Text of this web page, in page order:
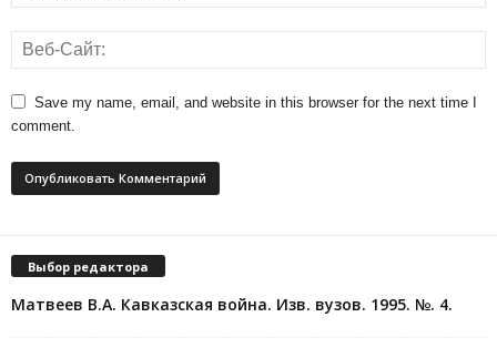
Save my name, email, and website in this browser for the next time I
comment.
Выбор редактора
Матвеев В.А. Кавказская война. Изв. вузов. 1995. №. 4.